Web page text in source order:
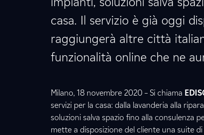
casa. Il servizio è già oggi
raggiungerà altre città
funzionalità online che ne
Milano, 18 novembre 2020 – Si chiama
servizi per la casa: dalla lavanderia alla
soluzioni salva spazio fino alla consulenza
mette a disposizione del cliente una suite